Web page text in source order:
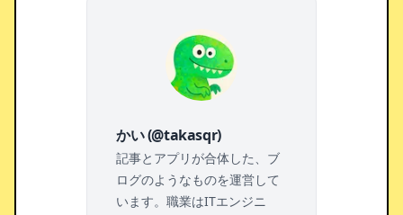
かい (@takasqr)
記事とアプリが合体した、ブ
ログのようなものを運営して
います。職業はITエンジニ